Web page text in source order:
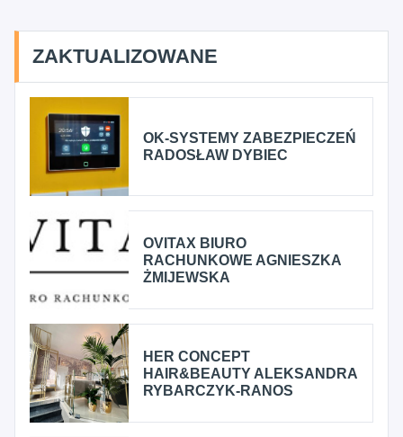
ZAKTUALIZOWANE
OK-SYSTEMY ZABEZPIECZEŃ
RADOSŁAW DYBIEC
OVITAX BIURO
RACHUNKOWE AGNIESZKA
ŻMIJEWSKA
HER CONCEPT
HAIR&BEAUTY ALEKSANDRA
RYBARCZYK-RANOS